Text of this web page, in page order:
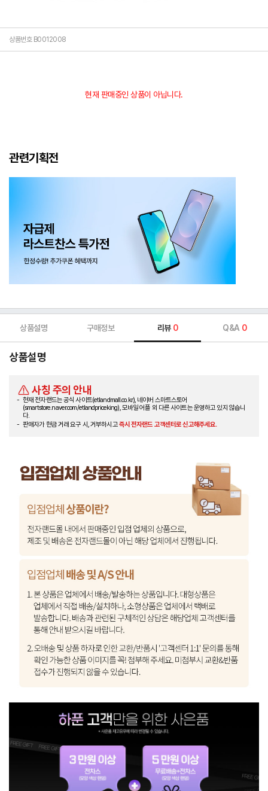
상품번호 B0012008
현재 판매중인 상품이 아닙니다.
관련기획전
상품설명 구매정보 리뷰 0 Q&A 0
상품설명
사칭 주의 안내
현재 전자랜드는 공식 사이트(etlandmall.co.kr), 네이버 스마트스토어
(smartstore.naver.com/etlandpriceking), 모바일 어플 외 다른 사이트는 운영하고 있지 않습니
다.
판매자가 현금 거래 요구 시, 거부하시고즉시 전자랜드 고객센터로 신고해주세요.